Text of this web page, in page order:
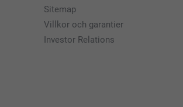
Sitemap
Villkor och garantier
Investor Relations